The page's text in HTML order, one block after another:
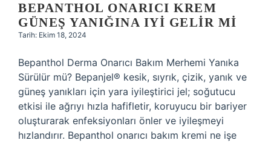
BEPANTHOL ONARICI KREM
GÜNEŞ YANIĞINA IYI GELIR MI
Tarih: Ekim 18, 2024
Bepanthol Derma Onarıcı Bakım Merhemi Yanıka
Sürülür mü? Bepanjel® kesik, sıyrık, çizik, yanık ve
güneş yanıkları için yara iyileştirici jel; soğutucu
etkisi ile ağrıyı hızla hafifletir, koruyucu bir bariyer
oluşturarak enfeksiyonları önler ve iyileşmeyi
hızlandırır. Bepanthol onarıcı bakım kremi ne işe